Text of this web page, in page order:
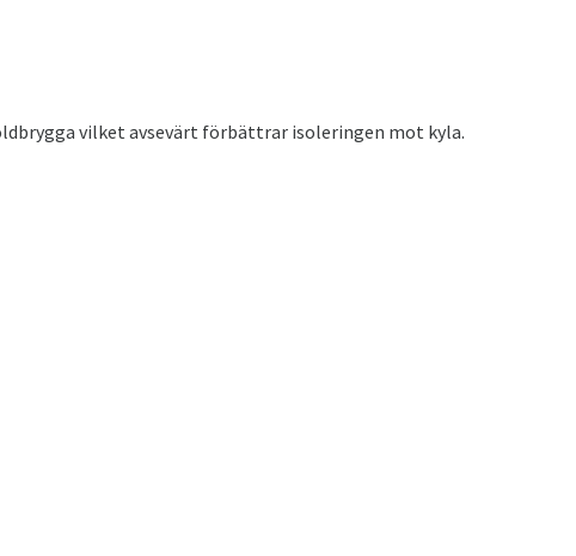
vilket avsevärt förbättrar isoleringen mot kyla.